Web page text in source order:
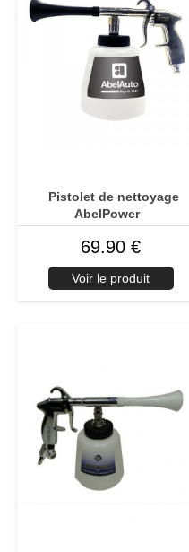
Pistolet de nettoyage
AbelPower
69.90 €
Voir le produit